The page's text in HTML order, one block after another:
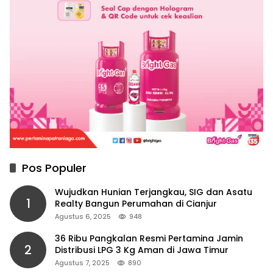
Pos Populer
1
Wujudkan Hunian Terjangkau, SIG dan Asatu
Realty Bangun Perumahan di Cianjur
Agustus 6, 2025 948
2
36 Ribu Pangkalan Resmi Pertamina Jamin
Distribusi LPG 3 Kg Aman di Jawa Timur
Agustus 7, 2025 890